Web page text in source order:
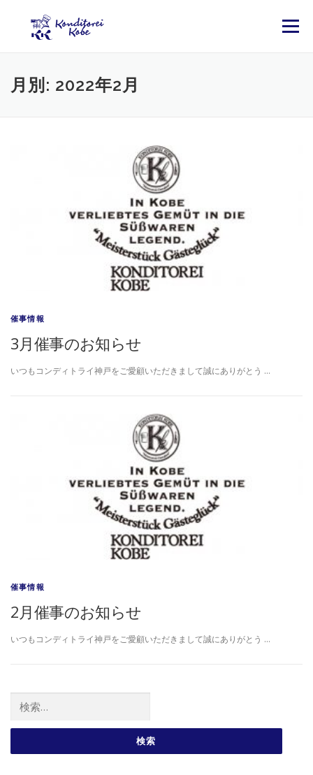
メニュー
月別: 2022年2月
催事情報
3月催事のお知らせ
いつもコンディトライ神戸をご愛顧いただきまして誠にありがとう …
催事情報
2月催事のお知らせ
いつもコンディトライ神戸をご愛顧いただきまして誠にありがとう …